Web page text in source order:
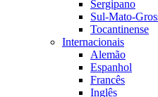
Sergipano
Sul-Mato-
Tocantinense
Internacionais
Alemão
Espanhol
Francês
Inglês